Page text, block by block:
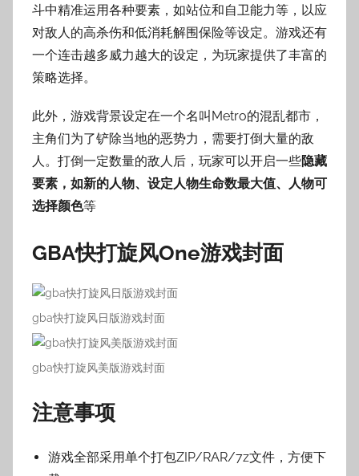
斗中精准运用各种要素，如站位和自卫能力等，以应
对敌人的高杀伤和低消耗解围保险等设定。游戏还有
一个连击越多威力越大的设定，为玩家提供了丰富的
策略选择。
此外，游戏背景设定在一个名叫Metro的混乱都市，
主角们为了铲除当地的恶势力，需要打倒大量的敌
人。打倒一定数量的敌人后，玩家可以开启一些隐藏
要素，如新的人物、设定人物生命数最大值、人物可
选择颜色等
GBA快打旋风One游戏封面
gba快打旋风日版游戏封面
gba快打旋风美版游戏封面
注意事项
游戏全部采用单个打包ZIP/RAR/7z文件，方便下